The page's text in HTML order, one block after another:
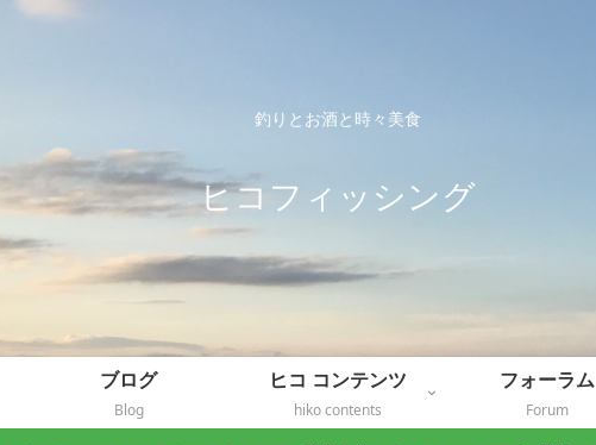
釣りとお酒と時々美食
ヒコフィッシング
ブログ
Blog
ヒコ コンテンツ
hiko contents
フォーラム
Forum